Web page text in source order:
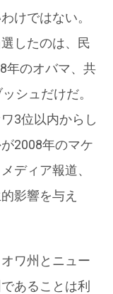
けではない。
したのは、民
年のオバマ、共
シュだけだ。
3位以内からし
2008年のマケ
ディア報道、
影響を与え
ワ州とニュー
あることは利